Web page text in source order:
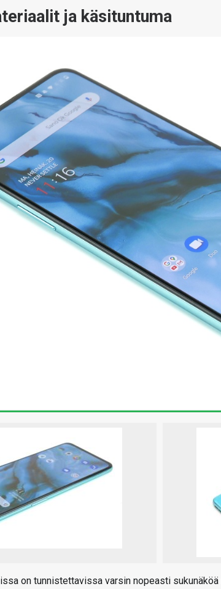
ja käsituntuma
on tunnistettavissa varsin nopeasti